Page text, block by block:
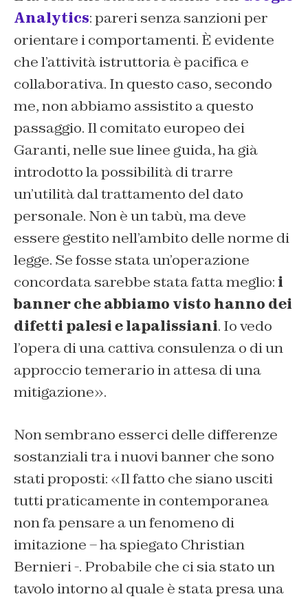
Analytics: pareri senza sanzioni per
orientare i comportamenti. È evidente
che l’attività istruttoria è pacifica e
collaborativa. In questo caso, secondo
me, non abbiamo assistito a questo
passaggio. Il comitato europeo dei
Garanti, nelle sue linee guida, ha già
introdotto la possibilità di trarre
un’utilità dal trattamento del dato
personale. Non è un tabù, ma deve
essere gestito nell’ambito delle norme di
legge. Se fosse stata un’operazione
concordata sarebbe stata fatta meglio: i
banner che abbiamo visto hanno dei
difetti palesi e lapalissiani. Io vedo
l’opera di una cattiva consulenza o di un
approccio temerario in attesa di una
mitigazione».
Non sembrano esserci delle differenze
sostanziali tra i nuovi banner che sono
stati proposti: «Il fatto che siano usciti
tutti praticamente in contemporanea
non fa pensare a un fenomeno di
imitazione – ha spiegato Christian
Bernieri -. Probabile che ci sia stato un
tavolo intorno al quale è stata presa una